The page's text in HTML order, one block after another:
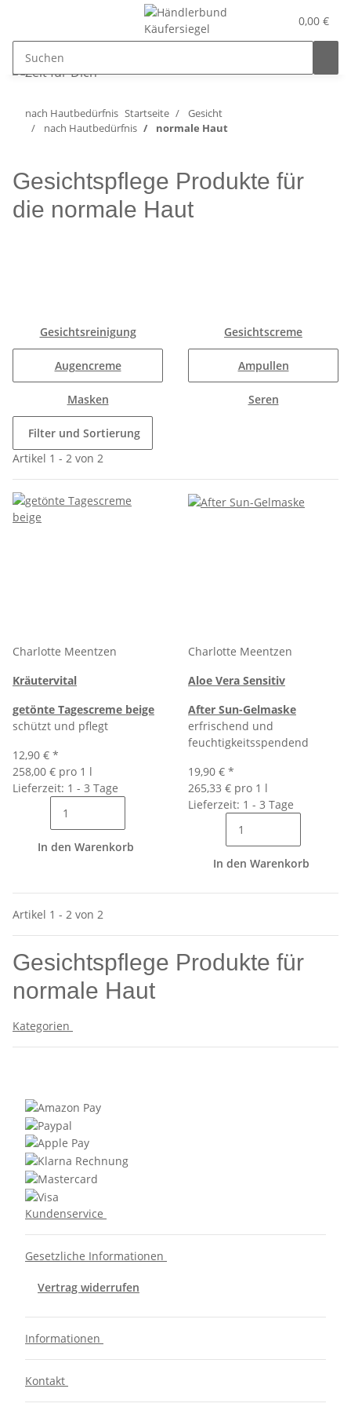
0,00 €
nach Hautbedürfnis Startseite
Gesicht
nach Hautbedürfnis
normale Haut
Gesichtspflege Produkte für
die normale Haut
Gesichtsreinigung Gesichtscreme
Augencreme Ampullen
Masken Seren
Filter und Sortierung
Artikel 1 - 2 von 2
Charlotte Meentzen
Kräutervital
getönte Tagescreme beige
schützt und pflegt
12,90 € *
258,00 € pro 1 l
Lieferzeit: 1 - 3 Tage
In den Warenkorb
Charlotte Meentzen
Aloe Vera Sensitiv
After Sun-Gelmaske
erfrischend und
feuchtigkeitsspendend
19,90 € *
265,33 € pro 1 l
Lieferzeit: 1 - 3 Tage
In den Warenkorb
Artikel 1 - 2 von 2
Gesichtspflege Produkte für
normale Haut
Kategorien
Kundenservice
Gesetzliche Informationen
Vertrag widerrufen
Informationen
Kontakt